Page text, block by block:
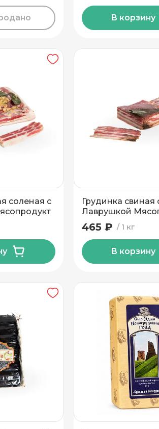
В корзину
соленая с
Грудинка свиная
Лаврушкой
1 кг
465 ₽
В корзину